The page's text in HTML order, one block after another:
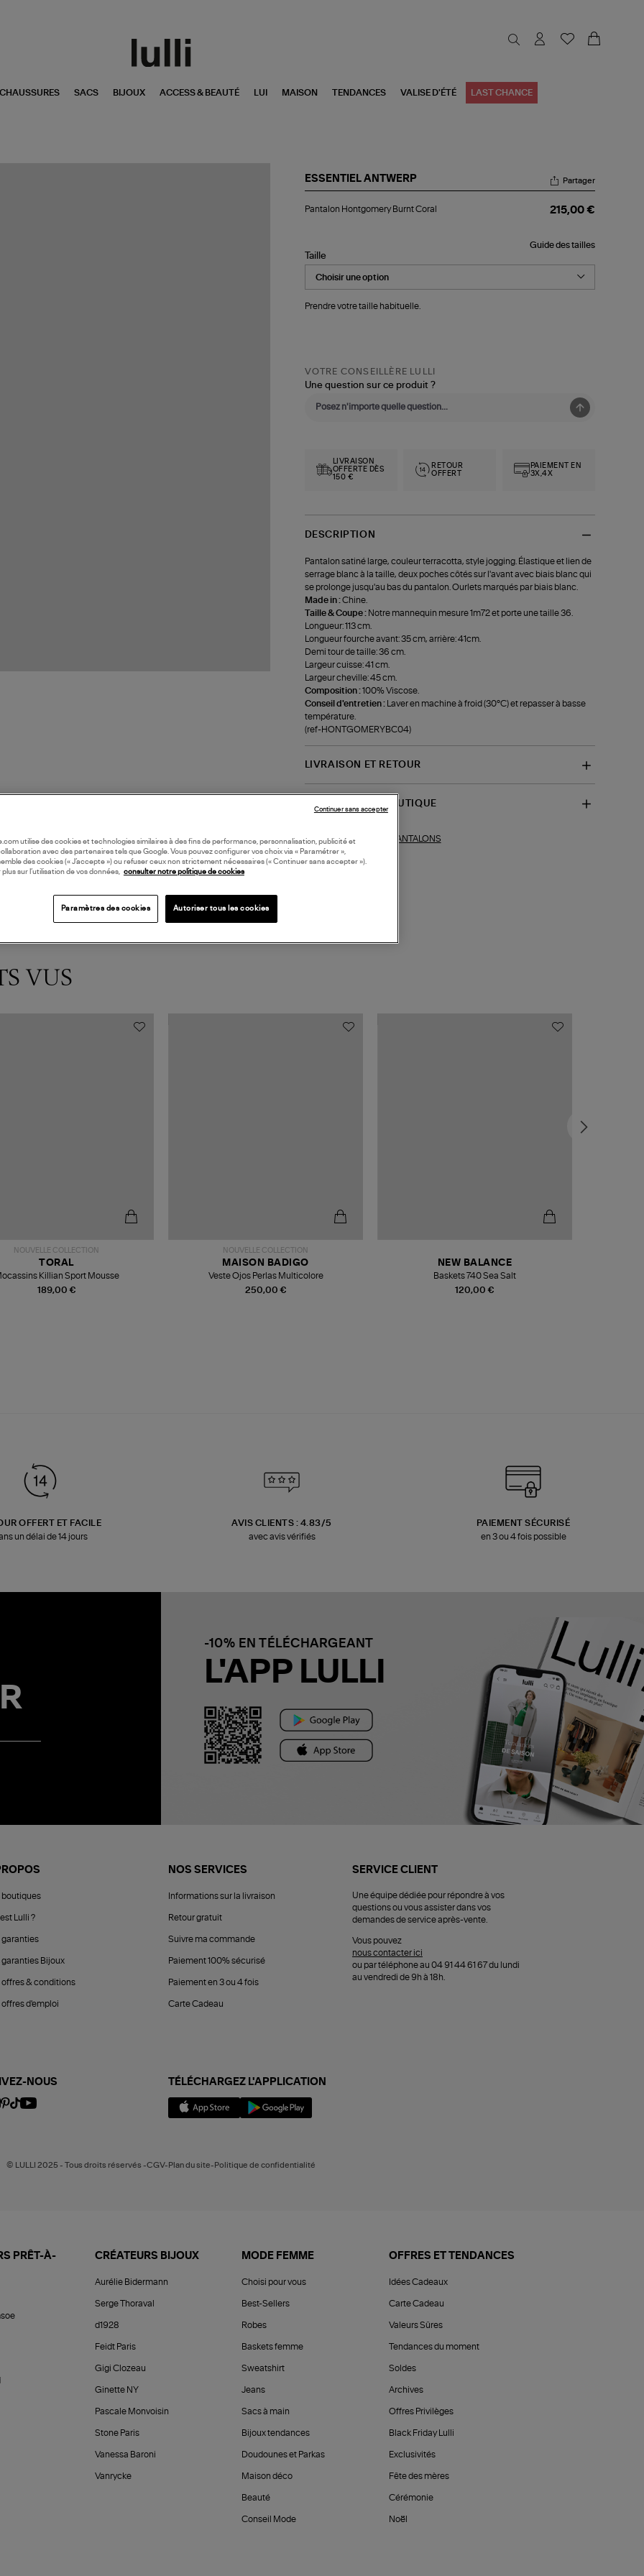
CHAUSSURES SACS BIJOUX ACCESS & BEAUTÉ LUI MAISON TENDANCES VALISE D'ÉTÉ LAST CHANCE
ESSENTIEL ANTWERP
Hontgomery
Partager
Pantalon Hontgomery Burnt Coral 215,00 €
Guide des tailles
Taille
Prendre votre taille habituelle.
VOTRE CONSEILLÈRE LULLI
Une question sur ce produit ?
LIVRAISON
OFFERTE DÈS
150 €
RETOUR
OFFERT
PAIEMENT EN
3X,4X
DESCRIPTION
Pantalon satiné large, couleur terracotta, style jogging. Élastique et lien de
serrage blanc à la taille, deux poches côtés sur l'avant avec biais blanc qui
se prolonge jusqu'au bas du pantalon. Ourlets marqués par biais blanc.
Made in :Chine.
Taille & Coupe : Notre mannequin mesure 1m72 et porte une taille 36.
Longueur: 113 cm.
Longueur fourche avant: 35 cm, arrière: 41cm.
Demi tour de taille: 36 cm.
Largeur cuisse: 41 cm.
Largeur cheville: 45 cm.
Composition :100% Viscose.
Conseil d'entretien :
Laver en machine à froid (30°C) et repasser à basse
température.
(ref-HONTGOMERYBC04)
LIVRAISON ET RETOUR
DISPONIBILITÉ BOUTIQUE
Collections similaires : PANTALONS
VUS
NOUVELLE COLLECTION
189,00 €
TORAL
Killian Sport Mousse
NOUVELLE COLLECTION
250,00 €
MAISON BADIGO
Veste Ojos Perlas Multicolore
120,00 €
NEW BALANCE
Baskets 740 Sea Salt
OFFERT ET FACILE
un délai de 14 jours
AVIS CLIENTS : 4.83/5
avec avis vérifiés
PAIEMENT SÉCURISÉ
en 3 ou 4 fois possible
-10% EN TÉLÉCHARGEANT
L'APP LULLI
boutiques
Lulli ?
garanties
garanties Bijoux
offres & conditions
offres d'emploi
NOS SERVICES
Informations sur la livraison
Retour gratuit
Suivre ma commande
Paiement 100% sécurisé
Paiement en 3 ou 4 fois
Carte Cadeau
SERVICE CLIENT
Une équipe dédiée pour répondre à vos
questions ou vous assister dans vos
demandes de service après-vente.
Vous pouvez
nous contacter ici
ou par téléphone au 04 91 44 61 67 du lundi
au vendredi de 9h à 18h.
NOUS TÉLÉCHARGEZ L'APPLICATION
© LULLI 2025 - Tous droits réservés -CGV-Plan du site-Politique de confidentialité
PRÊT-À-
CRÉATEURS BIJOUX
Aurélie Bidermann
Serge Thoraval
d1928
Feidt Paris
Gigi Clozeau
Ginette NY
Pascale Monvoisin
Stone Paris
Vanessa Baroni
Vanrycke
MODE FEMME
Choisi pour vous
Best-Sellers
Robes
Baskets femme
Sweatshirt
Jeans
Sacs à main
Bijoux tendances
Doudounes et Parkas
Maison déco
Beauté
Conseil Mode
OFFRES ET TENDANCES
Idées Cadeaux
Carte Cadeau
Valeurs Sûres
Tendances du moment
Soldes
Archives
Offres Privilèges
Black Friday Lulli
Exclusivités
Fête des mères
Cérémonie
Noël
utilise des cookies et technologies similaires à des fins de performance, personnalisation, publicité et
avec des partenaires tels que Google. Vous pouvez configurer vos choix via « Paramétrer »,
des cookies (« J’accepte ») ou refuser ceux non strictement nécessaires (« Continuer sans accepter »).
plus sur l’utilisation de vos données, consulter notre politique de cookies
Paramètres des cookies Autoriser tous les cookies
Continuer sans accepter